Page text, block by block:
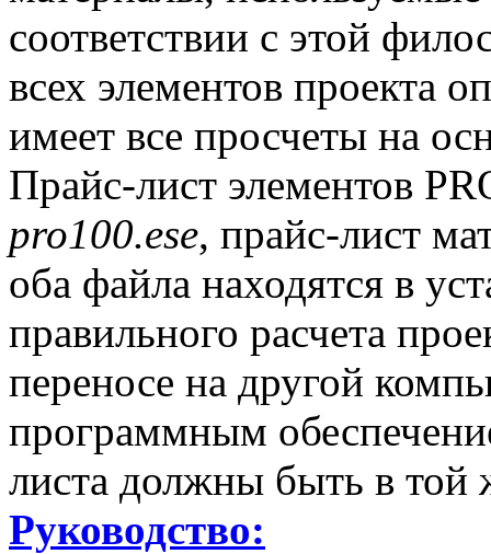
соответствии с этой
всех элементов проекта
имеет все просчеты на
Прайс-лист элементов
pro100.ese, прайс-лист
оба файла находятся в
правильного расчета
переносе на другой
программным
листа должны быть в той
Руководство: